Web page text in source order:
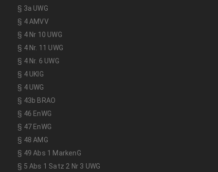
§ 3a UWG
§ 4 AMVV
§ 4 Nr 10 UWG
§ 4 Nr. 11 UWG
§ 4 Nr. 6 UWG
§ 4 UKlG
§ 4 UWG
§ 43b BRAO
§ 46 EnWG
§ 47 EnWG
§ 48 AMG
§ 49 Abs 1 MarkenG
§ 5 Abs 1 Satz 2 Nr 3 UWG